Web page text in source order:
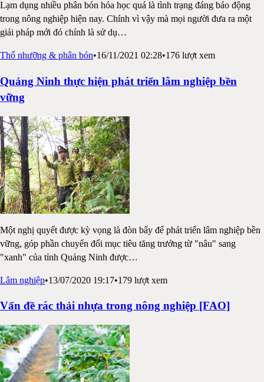
Lạm dụng nhiều phân bón hóa học quá là tình trạng đáng báo động
trong nông nghiệp hiện nay. Chính vì vậy mà mọi người đưa ra một
giải pháp mới đó chính là sử dụ…
Thổ nhưỡng & phân bón•16/11/2021 02:28•176 lượt xem
Quảng Ninh thực hiện phát triển lâm nghiệp bền
vững
Một nghị quyết được kỳ vọng là đòn bẩy để phát triển lâm nghiệp bền
vững, góp phần chuyển đổi mục tiêu tăng trưởng từ "nâu" sang
"xanh" của tỉnh Quảng Ninh được…
Lâm nghiệp•13/07/2020 19:17•179 lượt xem
Vấn đề rác thải nhựa trong nông nghiệp [FAO]